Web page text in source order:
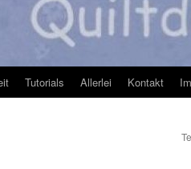
Tutorials Allerlei Kontakt